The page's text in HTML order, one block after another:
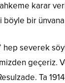
karar
böyle bir
hep severek
geçeriz.
Ta